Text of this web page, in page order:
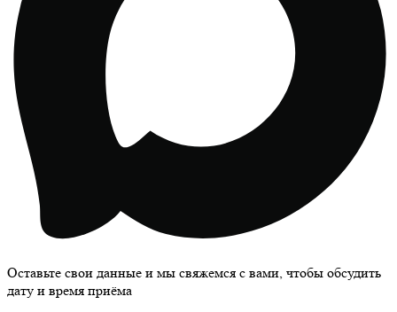
Оставьте свои данные и мы свяжемся с вами, чтобы обсудить
дату и время приёма